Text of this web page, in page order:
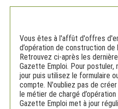
Vous êtes à l'affût d'offres
d’opération de construction
Retrouvez ci-après les
Gazette Emploi. Pour postuler,
jour puis utilisez le formulaire
compte. N'oubliez pas de
le métier de chargé
Gazette Emploi met à jour